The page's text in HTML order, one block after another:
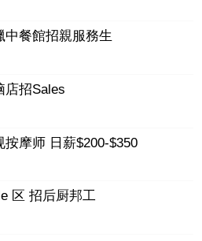
中餐館招親服務生
店招Sales
按摩师 日薪$200-$350
区 招后厨邦工